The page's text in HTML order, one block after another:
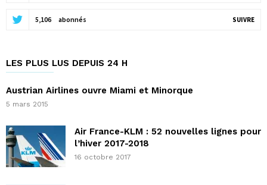
5,106 abonnés SUIVRE
LES PLUS LUS DEPUIS 24 H
Austrian Airlines ouvre Miami et Minorque
5 mars 2015
Air France-KLM : 52 nouvelles lignes pour
l’hiver 2017-2018
16 octobre 2017